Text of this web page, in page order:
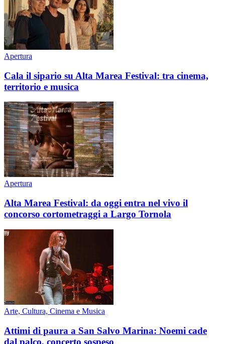
Apertura
Cala il sipario su Alta Marea Festival: tra cinema,
territorio e musica
Apertura
Alta Marea Festival: da oggi entra nel vivo il
concorso cortometraggi a Largo Tornola
Arte, Cultura, Cinema e Musica
Attimi di paura a San Salvo Marina: Noemi cade
dal palco, concerto sospeso